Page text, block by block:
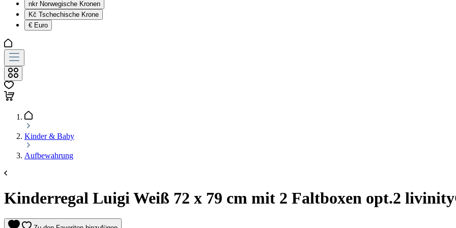
nkr Norwegische Kronen
Kč Tschechische Krone
€ Euro
Kinder & Baby
Aufbewahrung
Kinderregal Luigi Weiß 72 x 79 cm mit 2 Faltboxen opt.2